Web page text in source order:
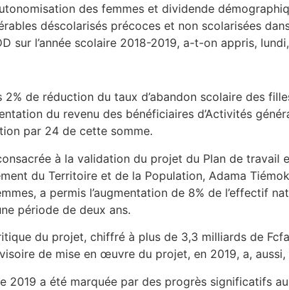
des femmes et dividende
déscolarisés précoces et non scolarisées
sur l’année scolaire 2018-2019, a-t-on appris,
de réduction du taux d’abandon scolaire des
du revenu des bénéficiaires d’Activités
par 24 de cette somme.
à la validation du projet du Plan de travail
du Territoire et de la Population, Adama
a permis l’augmentation de 8% de l’effectif
période de deux ans.
du projet, chiffré à plus de 3,3 milliards de
de mise en œuvre du projet, en 2019, a, aussi,
2019 a été marquée par des progrès significatifs